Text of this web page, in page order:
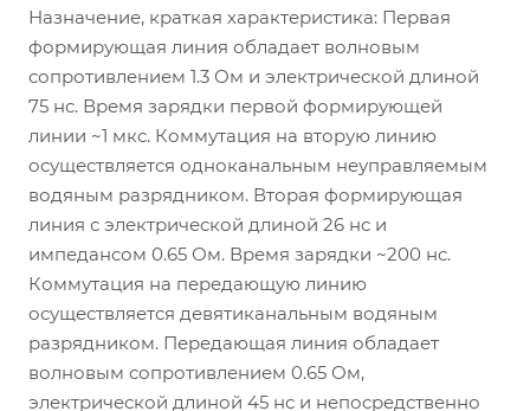
Назначение, краткая характеристика: Первая
формирующая линия обладает волновым
сопротивлением 1.3 Ом и электрической длиной
75 нс. Время зарядки первой формирующей
линии ~1 мкс. Коммутация на вторую линию
осуществляется одноканальным неуправляемым
водяным разрядником. Вторая формирующая
линия с электрической длиной 26 нс и
импедансом 0.65 Ом. Время зарядки ~200 нс.
Коммутация на передающую линию
осуществляется девятиканальным водяным
разрядником. Передающая линия обладает
волновым сопротивлением 0.65 Ом,
электрической длиной 45 нс и непосредственно